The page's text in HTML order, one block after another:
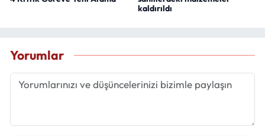
kaldırıldı
Yorumlar